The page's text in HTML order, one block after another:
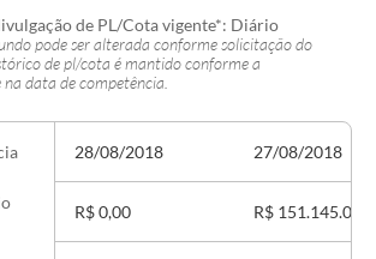
de PL/Cota vigente*: Diário
pode ser alterada conforme solicitação do
de pl/cota é mantido conforme a
data de competência.
28/08/2018
R$ 0,00
27/08/2018
R$